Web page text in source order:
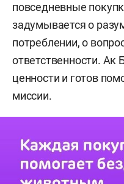
повседневные
задумывается о
потреблении, о
ответственности. Ак
ценности и готов
миссии.